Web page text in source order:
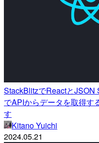
StackBlitzでReactとJSON
でAPIからデータを取得す
す
Kitano Yuichi
2024.05.21